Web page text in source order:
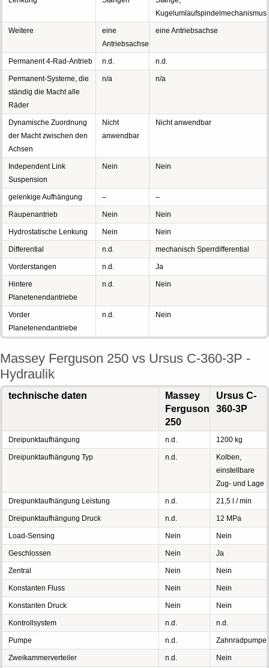
Kugelumlaufspindelmechanismus
Weitere
eine
Antriebsachse
eine Antriebsachse
Permanent 4-Rad-Antrieb n.d. n.d.
Permanent-Systeme, die
ständig die Macht alle
Räder
n/a n/a
Dynamische Zuordnung
der Macht zwischen den
Achsen
Nicht
anwendbar
Nicht anwendbar
Independent Link
Suspension
Nein Nein
gelenkige Aufhängung – –
Raupenantrieb Nein Nein
Hydrostatische Lenkung Nein Nein
Differential n.d. mechanisch Sperrdifferential
Vorderstangen n.d. Ja
Hintere
Planetenendantriebe
n.d. Nein
Vorder
Planetenendantriebe
n.d. Nein
Massey Ferguson 250 vs Ursus C-360-3P -
Hydraulik
technische daten
Massey
Ferguson
250
Ursus C-
360-3P
Dreipunktaufhängung n.d. 1200 kg
Dreipunktaufhängung Typ n.d.
Kolben,
einstellbare
Zug- und Lage
Dreipunktaufhängung Leistung n.d. 21,5 l / min
Dreipunktaufhängung Druck n.d. 12 MPa
Load-Sensing Nein Nein
Geschlossen Nein Ja
Zentral Nein Nein
Konstanten Fluss Nein Nein
Konstanten Druck Nein Nein
Kontrollsystem n.d. n.d.
Pumpe n.d. Zahnradpumpe
Zweikammerverteiler n.d. Nein